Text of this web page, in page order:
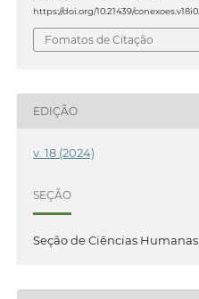
https://doi.org/10.21439/
Fomatos de Citação
EDIÇÃO
v. 18 (2024)
SEÇÃO
Seção de Ciências Humanas